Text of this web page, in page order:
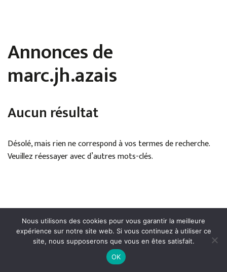
Annonces de
marc.jh.azais
Aucun résultat
Désolé, mais rien ne correspond à vos termes de recherche.
Veuillez réessayer avec d’autres mots-clés.
Politique de confidentialité
● Droits réservés © Cerfav - 2024
Nous utilisons des cookies pour vous garantir la meilleure
expérience sur notre site web. Si vous continuez à utiliser ce
site, nous supposerons que vous en êtes satisfait.
OK